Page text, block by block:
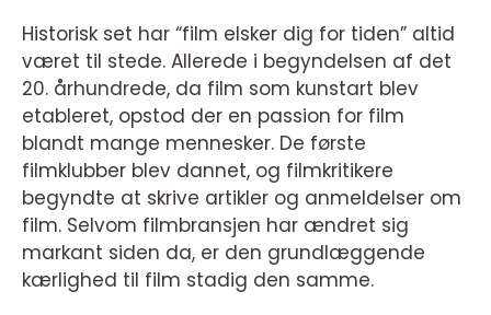
Historisk set har “film elsker dig for tiden” altid
været til stede. Allerede i begyndelsen af det
20. århundrede, da film som kunstart blev
etableret, opstod der en passion for film
blandt mange mennesker. De første
filmklubber blev dannet, og filmkritikere
begyndte at skrive artikler og anmeldelser om
film. Selvom filmbransjen har ændret sig
markant siden da, er den grundlæggende
kærlighed til film stadig den samme.